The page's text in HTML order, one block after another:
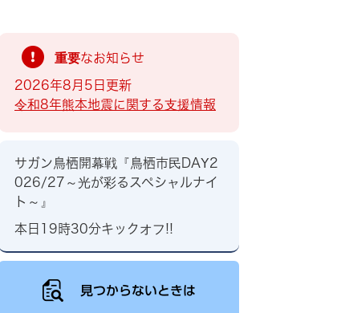
重要なお知らせ
2026年8月5日更新
令和8年熊本地震に関する支援情報
サガン鳥栖開幕戦『鳥栖市民DAY2
026/27～光が彩るスペシャルナイ
ト～』
本日19時30分キックオフ!!
見つからないときは